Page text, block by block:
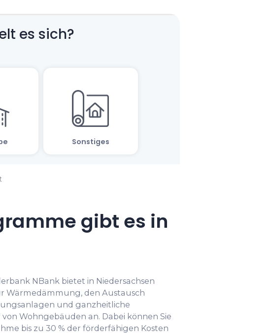
gibt es in
NBank bietet in Niedersachsen
Wärmedämmung, den Austausch
und ganzheitliche
Wohngebäuden an. Dabei können Sie
bis zu 30 % der förderfähigen Kosten